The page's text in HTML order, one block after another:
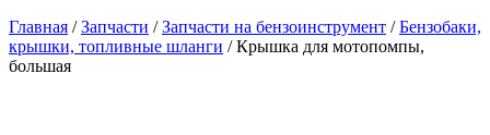
Главная /Запчасти /Запчасти на бензоинструмент /Бензобаки,
крышки, топливные шланги / Крышка для мотопомпы,
большая